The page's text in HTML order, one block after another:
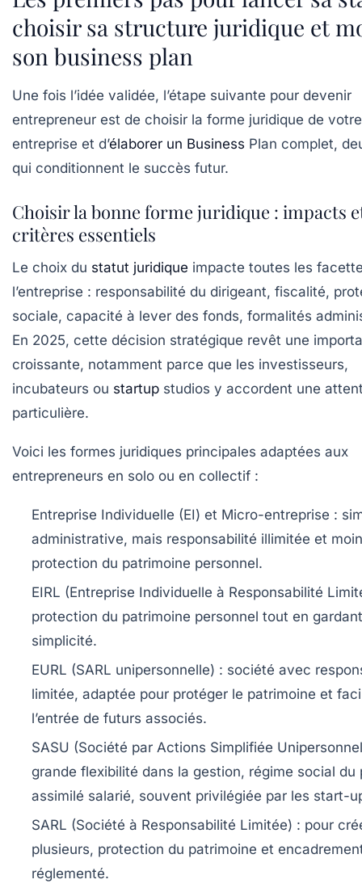
choisir sa structure juridique et
son business plan
Une fois l’idée validée, l’étape suivante pour devenir
entrepreneur est de choisir la forme juridique de votre
entreprise et d’élaborer un Business Plan complet,
qui conditionnent le succès futur.
Choisir la bonne forme juridique : impacts
critères essentiels
Le choix du statut juridique impacte toutes les
l’entreprise : responsabilité du dirigeant, fiscalité,
sociale, capacité à lever des fonds, formalités
En 2025, cette décision stratégique revêt une
croissante, notamment parce que les investisseurs,
incubateurs ou startup studios y accordent une
particulière.
Voici les formes juridiques principales adaptées aux
entrepreneurs en solo ou en collectif :
Entreprise Individuelle (EI) et Micro-entreprise :
administrative, mais responsabilité illimitée et
protection du patrimoine personnel.
EIRL (Entreprise Individuelle à Responsabilité
protection du patrimoine personnel tout en
simplicité.
EURL (SARL unipersonnelle) : société avec
limitée, adaptée pour protéger le patrimoine et
l’entrée de futurs associés.
SASU (Société par Actions Simplifiée
grande flexibilité dans la gestion, régime social du
assimilé salarié, souvent privilégiée par les start-
SARL (Société à Responsabilité Limitée) : pour
plusieurs, protection du patrimoine et
réglementé.